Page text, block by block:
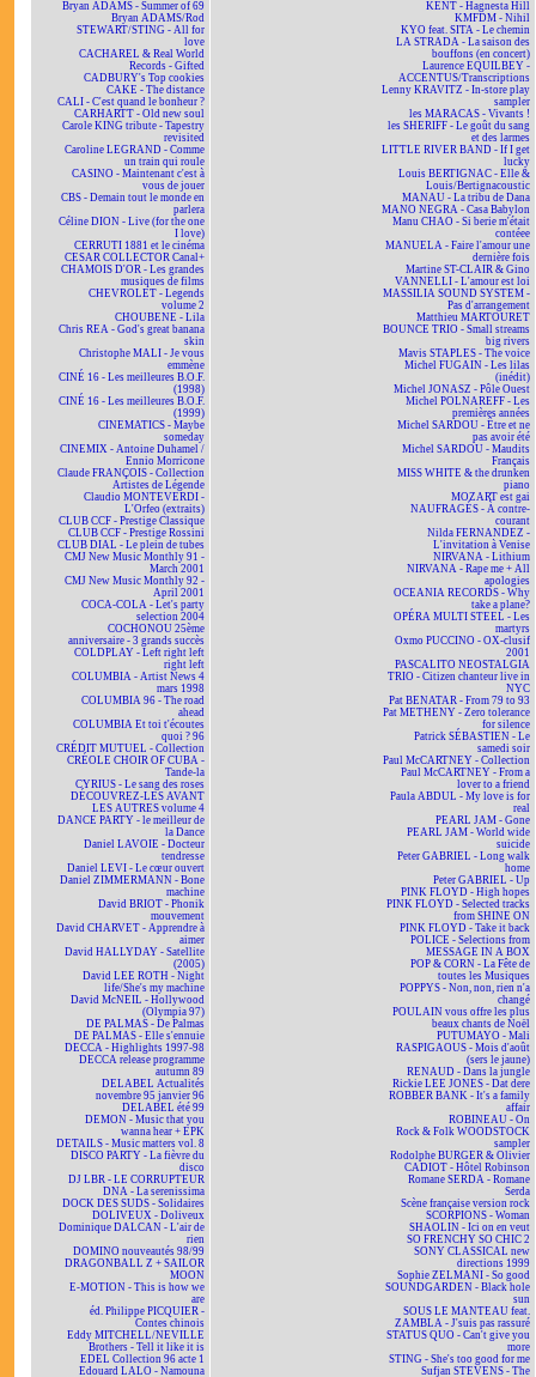
Bryan ADAMS - Summer of 69
Bryan ADAMS/Rod
STEWART/STING - All for
love
CACHAREL & Real World
Records - Gifted
CADBURY's Top cookies
CAKE - The distance
CALI - C'est quand le bonheur ?
CARHARTT - Old new soul
Carole KING tribute - Tapestry
revisited
Caroline LEGRAND - Comme
un train qui roule
CASINO - Maintenant c'est à
vous de jouer
CBS - Demain tout le monde en
parlera
Céline DION - Live (for the one
I love)
CERRUTI 1881 et le cinéma
CESAR COLLECTOR Canal+
CHAMOIS D'OR - Les grandes
musiques de films
CHEVROLET - Legends
volume 2
CHOUBENE - Lila
Chris REA - God's great banana
skin
Christophe MALI - Je vous
emmène
CINÉ 16 - Les meilleures B.O.F.
(1998)
CINÉ 16 - Les meilleures B.O.F.
(1999)
CINEMATICS - Maybe
someday
CINEMIX - Antoine Duhamel /
Ennio Morricone
Claude FRANÇOIS - Collection
Artistes de Légende
Claudio MONTEVERDI -
L'Orfeo (extraits)
CLUB CCF - Prestige Classique
CLUB CCF - Prestige Rossini
CLUB DIAL - Le plein de tubes
CMJ New Music Monthly 91 -
March 2001
CMJ New Music Monthly 92 -
April 2001
COCA-COLA - Let's party
selection 2004
COCHONOU 25ème
anniversaire - 3 grands succès
COLDPLAY - Left right left
right left
COLUMBIA - Artist News 4
mars 1998
COLUMBIA 96 - The road
ahead
COLUMBIA Et toi t'écoutes
quoi ? 96
CRÉDIT MUTUEL - Collection
CRÉOLE CHOIR OF CUBA -
Tande-la
CYRIUS - Le sang des roses
DÉCOUVREZ-LES AVANT
LES AUTRES volume 4
DANCE PARTY - le meilleur de
la Dance
Daniel LAVOIE - Docteur
tendresse
Daniel LEVI - Le cœur ouvert
Daniel ZIMMERMANN - Bone
machine
David BRIOT - Phonik
mouvement
David CHARVET - Apprendre à
aimer
David HALLYDAY - Satellite
(2005)
David LEE ROTH - Night
life/She's my machine
David McNEIL - Hollywood
(Olympia 97)
DE PALMAS - De Palmas
DE PALMAS - Elle s'ennuie
DECCA - Highlights 1997-98
DECCA release programme
autumn 89
DELABEL Actualités
novembre 95 janvier 96
DELABEL été 99
DEMON - Music that you
wanna hear + EPK
DETAILS - Music matters vol. 8
DISCO PARTY - La fièvre du
disco
DJ LBR - LE CORRUPTEUR
DNA - La serenissima
DOCK DES SUDS - Solidaires
DOLIVEUX - Doliveux
Dominique DALCAN - L'air de
rien
DOMINO nouveautés 98/99
DRAGONBALL Z + SAILOR
MOON
E-MOTION - This is how we
are
éd. Philippe PICQUIER -
Contes chinois
Eddy MITCHELL/NEVILLE
Brothers - Tell it like it is
EDEL Collection 96 acte 1
Edouard LALO - Namouna
KENT - Hagnesta Hill
KMFDM - Nihil
KYO feat. SITA - Le chemin
LA STRADA - La saison des
bouffons (en concert)
Laurence EQUILBEY -
ACCENTUS/Transcriptions
Lenny KRAVITZ - In-store play
sampler
les MARACAS - Vivants !
les SHERIFF - Le goût du sang
et des larmes
LITTLE RIVER BAND - If I get
lucky
Louis BERTIGNAC - Elle &
Louis/Bertignacoustic
MANAU - La tribu de Dana
MANO NEGRA - Casa Babylon
Manu CHAO - Si berie m'était
contéee
MANUELA - Faire l'amour une
dernière fois
Martine ST-CLAIR & Gino
VANNELLI - L'amour est loi
MASSILIA SOUND SYSTEM -
Pas d'arrangement
Matthieu MARTOURET
BOUNCE TRIO - Small streams
big rivers
Mavis STAPLES - The voice
Michel FUGAIN - Les lilas
(inédit)
Michel JONASZ - Pôle Ouest
Michel POLNAREFF - Les
premières années
Michel SARDOU - Être et ne
pas avoir été
Michel SARDOU - Maudits
Français
MISS WHITE & the drunken
piano
MOZART est gai
NAUFRAGÉS - À contre-
courant
Nilda FERNANDEZ -
L'invitation à Venise
NIRVANA - Lithium
NIRVANA - Rape me + All
apologies
OCEANIA RECORDS - Why
take a plane?
OPÉRA MULTI STEEL - Les
martyrs
Oxmo PUCCINO - OX-clusif
2001
PASCALITO NEOSTALGIA
TRIO - Citizen chanteur live in
NYC
Pat BENATAR - From 79 to 93
Pat METHENY - Zero tolerance
for silence
Patrick SÉBASTIEN - Le
samedi soir
Paul McCARTNEY - Collection
Paul McCARTNEY - From a
lover to a friend
Paula ABDUL - My love is for
real
PEARL JAM - Gone
PEARL JAM - World wide
suicide
Peter GABRIEL - Long walk
home
Peter GABRIEL - Up
PINK FLOYD - High hopes
PINK FLOYD - Selected tracks
from SHINE ON
PINK FLOYD - Take it back
POLICE - Selections from
MESSAGE IN A BOX
POP & CORN - La Fête de
toutes les Musiques
POPPYS - Non, non, rien n'a
changé
POULAIN vous offre les plus
beaux chants de Noël
PUTUMAYO - Mali
RASPIGAOUS - Mois d'août
(sers le jaune)
RENAUD - Dans la jungle
Rickie LEE JONES - Dat dere
ROBBER BANK - It's a family
affair
ROBINEAU - On
Rock & Folk WOODSTOCK
sampler
Rodolphe BURGER & Olivier
CADIOT - Hôtel Robinson
Romane SERDA - Romane
Serda
Scène française version rock
SCORPIONS - Woman
SHAOLIN - Ici on en veut
SO FRENCHY SO CHIC 2
SONY CLASSICAL new
directions 1999
Sophie ZELMANI - So good
SOUNDGARDEN - Black hole
sun
SOUS LE MANTEAU feat.
ZAMBLA - J'suis pas rassuré
STATUS QUO - Can't give you
more
STING - She's too good for me
Sufjan STEVENS - The